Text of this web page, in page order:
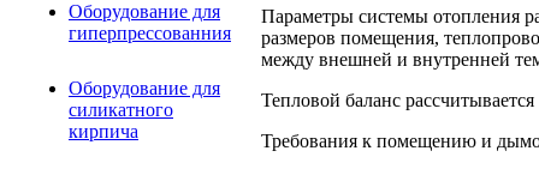
Оборудование для
гиперпрессованния
Оборудование для
силикатного
кирпича
Параметры системы отопления
размеров помещения,
между внешней и внутренней
Тепловой баланс
Требования к помещению и